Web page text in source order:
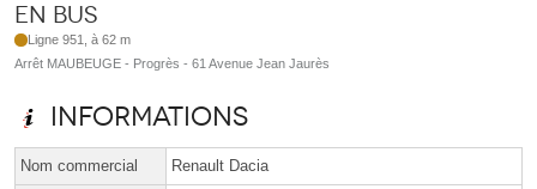
En bus
Ligne 951, à 62 m
Arrêt MAUBEUGE - Progrès - 61 Avenue Jean Jaurès
Informations
Nom commercial Renault Dacia